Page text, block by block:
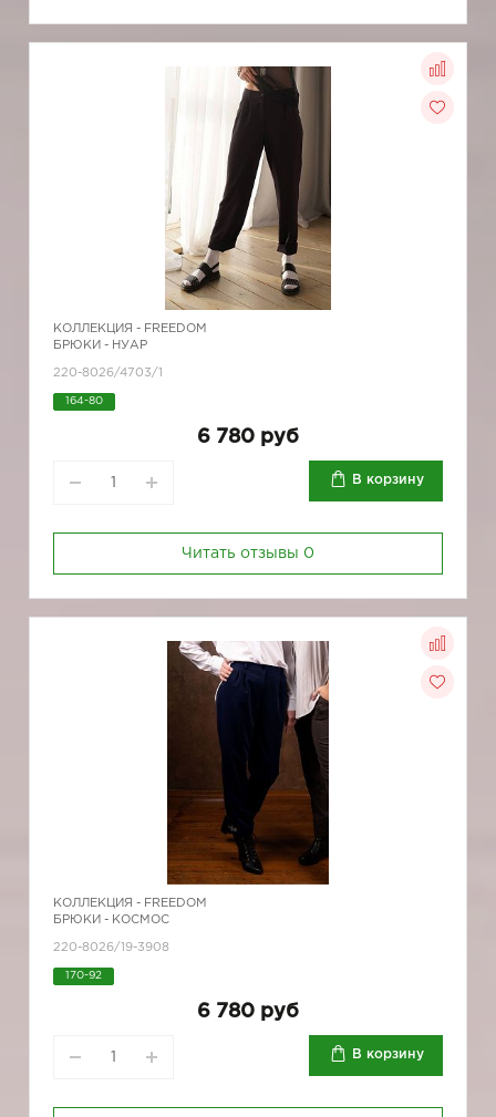
КОЛЛЕКЦИЯ - FREEDOM
БРЮКИ - НУАР
220-8026/4703/1
164-80
6 780 руб
В корзину
Читать отзывы 0
КОЛЛЕКЦИЯ - FREEDOM
БРЮКИ - КОСМОС
220-8026/19-3908
170-92
6 780 руб
В корзину